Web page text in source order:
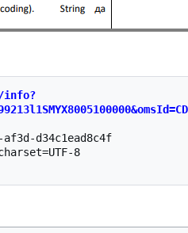
info?
d34c1ead8c4f
8